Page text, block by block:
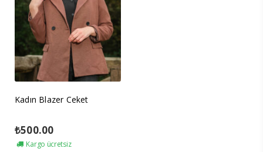
Kadın Blazer Ceket
₺500.00
Kargo ücretsiz